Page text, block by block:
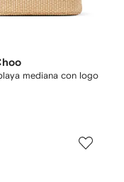
mediana con logo